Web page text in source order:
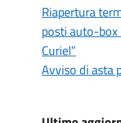
Riapertura
posti auto-box
Curiel”
Avviso di asta